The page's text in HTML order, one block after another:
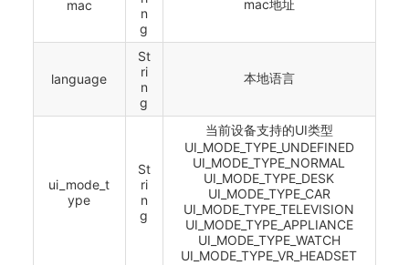
mac
n
g
mac地址
language
St
ri
n
g
本地语言
ui_mode_t
ype
St
ri
n
g
当前设备支持的UI类型
UI_MODE_TYPE_UNDEFINED
UI_MODE_TYPE_NORMAL
UI_MODE_TYPE_DESK
UI_MODE_TYPE_CAR
UI_MODE_TYPE_TELEVISION
UI_MODE_TYPE_APPLIANCE
UI_MODE_TYPE_WATCH
UI_MODE_TYPE_VR_HEADSET